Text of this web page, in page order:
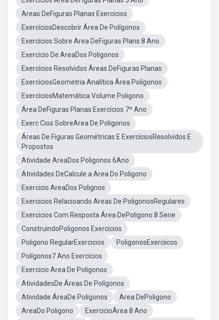
Areas DeFiguras Planas Exercicios
ExercíciosDescobrir Área De Polígonos
Exercícios Sobre Area DeFiguras Plans 8 Ano
Exercicio De AreaDos Poligonos
Exercícios Resolvidos Áreas DeFiguras Planas
ExercíciosGeometria Analítica Área Polígonos
ExercíciosMatemática Volume Poligono
Área DeFiguras Planas Exercícios 7º Ano
Exerc Cios SobreArea De Poligonos
Áreas De Figuras Geométricas E ExercíciosResolvidos E
Propostos
Atividade AreaDos Poligonos 6Ano
Atividades DeCalcule a Area Do Poligono
Exercicio AreaDos Polignos
Exercicios Relacioando Areas De PoligonosRegulares
Exercicios Com Resposta Área DePoligono 8 Serie
ConstruindoPoligonos Exercicios
Poligono RegularExercicios
PoligonosExerciicos
Polígonos7 Ano Exercícios
Exercicio Area De Poligonos
AtividadesDe Áreas De Polígonos
Atividade ÁreaDe Polígonos
Area DePoligono
AreaDo Poligono
ExercicioÁrea 8 Ano